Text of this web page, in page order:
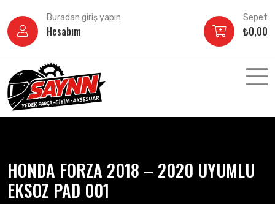
atla
Buradan giriş yapın
Hesabım
Sepet
₺0,00
HONDA FORZA 2018 – 2020 UYUMLU
EKSOZ PAD 001